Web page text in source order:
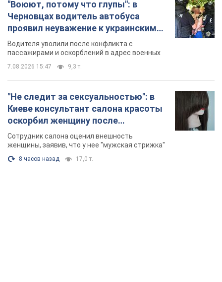
"Воюют, потому что глупы": в
Черновцах водитель автобуса
проявил неуважение к украинским
военным и поплатился за это.
Видео
Водителя уволили после конфликта с
пассажирами и оскорблений в адрес военных
7.08.2026 15:47 9,3 т.
"Не следит за сексуальностью": в
Киеве консультант салона красоты
оскорбил женщину после
химиотерапии, разгорелся скандал.
Фото
Сотрудник салона оценил внешность
женщины, заявив, что у нее "мужская стрижка"
8 часов назад 17,0 т.